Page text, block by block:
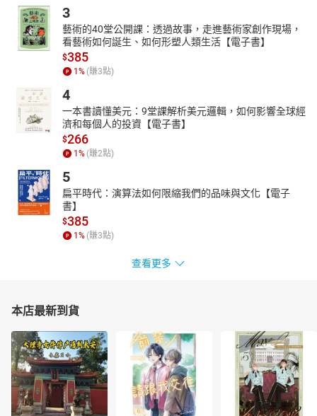
3
藝術的40堂公開課：透過故事，走進藝術家創作現場，
看藝術如何誕生、如何形塑人類生活【電子書】
$385
1 % (賺3點)
4
一本書讀懂美元：9堂課解析美元邏輯，如何影響全球經
濟和每個人的投資【電子書】
$266
1 % (賺2點)
5
扁平時代：演算法如何限縮我們的品味與文化【電子
書】
$385
1 % (賺3點)
查看更多
本店最新到貨